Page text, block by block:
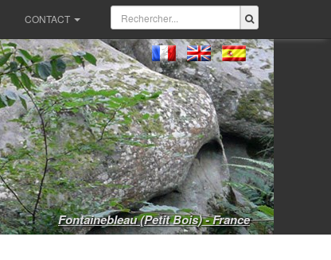
CONTACT
Fontainebleau (Petit Bois) - France